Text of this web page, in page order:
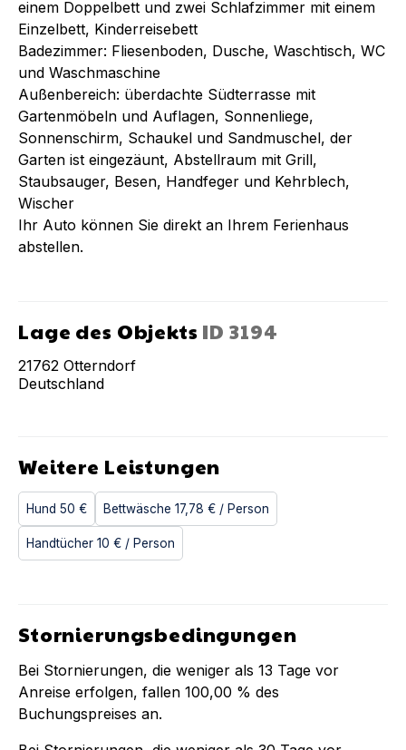
einem Doppelbett und zwei Schlafzimmer mit einem
Einzelbett, Kinderreisebett
Badezimmer: Fliesenboden, Dusche, Waschtisch, WC
und Waschmaschine
Außenbereich: überdachte Südterrasse mit
Gartenmöbeln und Auflagen, Sonnenliege,
Sonnenschirm, Schaukel und Sandmuschel, der
Garten ist eingezäunt, Abstellraum mit Grill,
Staubsauger, Besen, Handfeger und Kehrblech,
Wischer
Ihr Auto können Sie direkt an Ihrem Ferienhaus
abstellen.
Lage des Objekts ID3194
21762 Otterndorf
Deutschland
Weitere Leistungen
Hund 50 € Bettwäsche 17,78 € / Person
Handtücher 10 € / Person
Stornierungsbedingungen
Bei Stornierungen, die weniger als 13 Tage vor
Anreise erfolgen, fallen 100,00 % des
Buchungspreises an.